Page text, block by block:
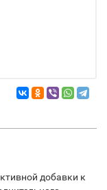
добавки к